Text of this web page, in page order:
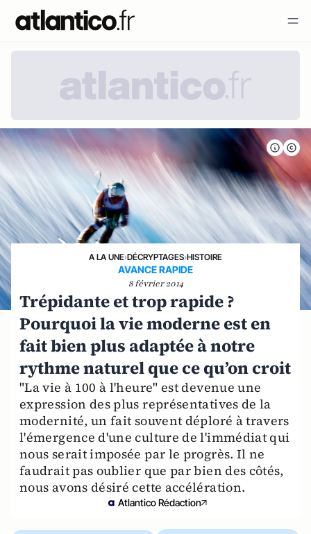
A LA UNE›DÉCRYPTAGES›HISTOIRE
AVANCE RAPIDE
8 février 2014
Trépidante et trop rapide ?
Pourquoi la vie moderne est en
fait bien plus adaptée à notre
rythme naturel que ce qu’on croit
"La vie à 100 à l'heure" est devenue une
expression des plus représentatives de la
modernité, un fait souvent déploré à travers
l'émergence d'une culture de l'immédiat qui
nous serait imposée par le progrès. Il ne
faudrait pas oublier que par bien des côtés,
nous avons désiré cette accélération.
Atlantico Rédaction